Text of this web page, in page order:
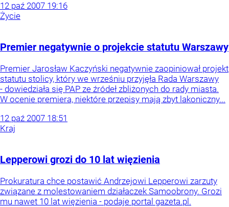
12 paź 2007 19:16
Życie
Premier negatywnie o projekcie statutu Warszawy
Premier Jarosław Kaczyński negatywnie zaopiniował projekt
statutu stolicy, który we wrześniu przyjęła Rada Warszawy
- dowiedziała się PAP ze źródeł zbliżonych do rady miasta.
W ocenie premiera, niektóre przepisy mają zbyt lakoniczny...
12 paź 2007 18:51
Kraj
Lepperowi grozi do 10 lat więzienia
Prokuratura chce postawić Andrzejowi Lepperowi zarzuty
związane z molestowaniem działaczek Samoobrony. Grozi
mu nawet 10 lat więzienia - podaje portal gazeta.pl.